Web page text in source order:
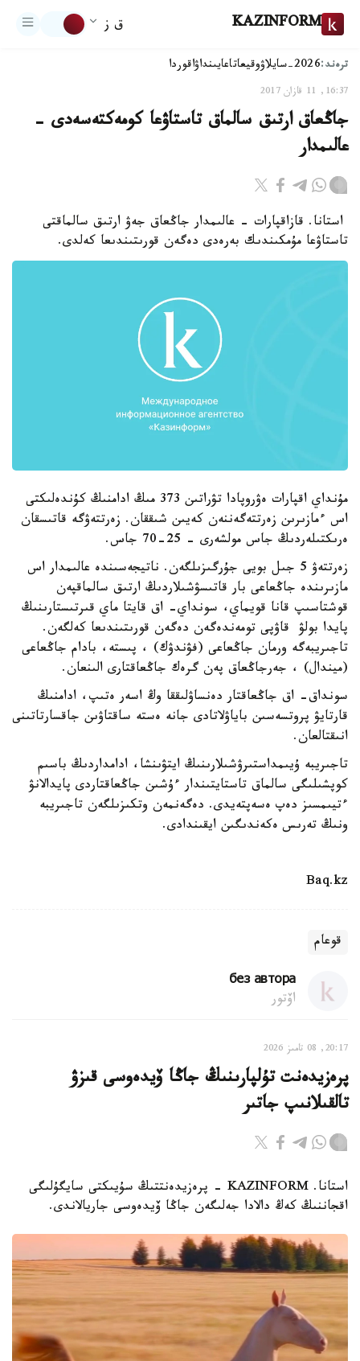
KAZINFORM ق ز
ترەند:2026-سايلاۋ وقيعاتاعايىنداۋاقوردا
16:37, 11 قازان 2017
جاڭعاق ارتىق سالماق تاستاۋعا كومەكتەسەدى -
عالىمدار
استانا. قازاقپارات - عالىمدار جاڭعاق جەۋ ارتىق سالماقتى
تاستاۋعا مۇمكىندىك بەرەدى دەگەن قورىتىندىعا كەلدى.
مۇنداي اقپارات ەۋروپادا تۋراتىن 373 مىڭ ادامنىڭ كۇندەلىكتى
اس ءمازىرىن زەرتتەگەننەن كەيىن شىققان. زەرتتەۋگە قاتىسقان
ەرىكتىلەردىڭ جاس مولشەرى - 25-70 جاس.
زەرتتەۋ 5 جىل بويى جۇرگىزىلگەن. ناتيجەسىندە عالىمدار اس
مازىرىندە جاڭعاعى بار قاتىسۋشىلاردىڭ ارتىق سالماقپەن
قوشتاسىپ قانا قويماي، سونداي- اق قايتا ماي قىرتىستارىنىڭ
پايدا بولۋ قاۋپى تومەندەگەن دەگەن قورىتىندىعا كەلگەن.
تاجىريبەگە ورمان جاڭعاعى (فۋندۋك) ، پىستە، بادام جاڭعاعى
(ميندال) ، جەرجاڭعاق پەن گرەك جاڭعاقتارى الىنعان.
سونداق- اق جاڭعاقتار دەنساۋلىققا وڭ اسەر ەتىپ، ادامنىڭ
قارتايۋ پروتسەسىن باياۋلاتادى جانە ەستە ساقتاۋىن جاقسارتاتىنى
انىقتالعان.
تاجىريبە ۇيىمداستىرۋشىلارىنىڭ ايتۋىنشا، ادامداردىڭ باسىم
كوپشىلىگى سالماق تاستايتىندار ءۇشىن جاڭعاقتاردى پايدالانۋ
ءتيىمسىز دەپ ەسەپتەيدى. دەگەنمەن وتكىزىلگەن تاجىريبە
ونىڭ تەرىس ەكەندىگىن ايقىندادى.
Baq.kz
قوعام
без автора
اۆتور
20:17, 08 تامىز 2026
پرەزيدەنت تۇلپارىنىڭ جاڭا ۆيدەوسى قىزۋ
تالقىلانىپ جاتىر
استانا. KAZINFORM - پرەزيدەنتتىڭ سۇيىكتى سايگۇلىگى
اقجاننىڭ كەڭ دالادا جەلىگەن جاڭا ۆيدەوسى جاريالاندى.